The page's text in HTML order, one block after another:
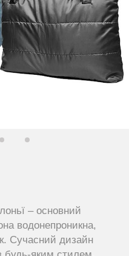
– основний
водонепроникна,
Сучасний дизайн